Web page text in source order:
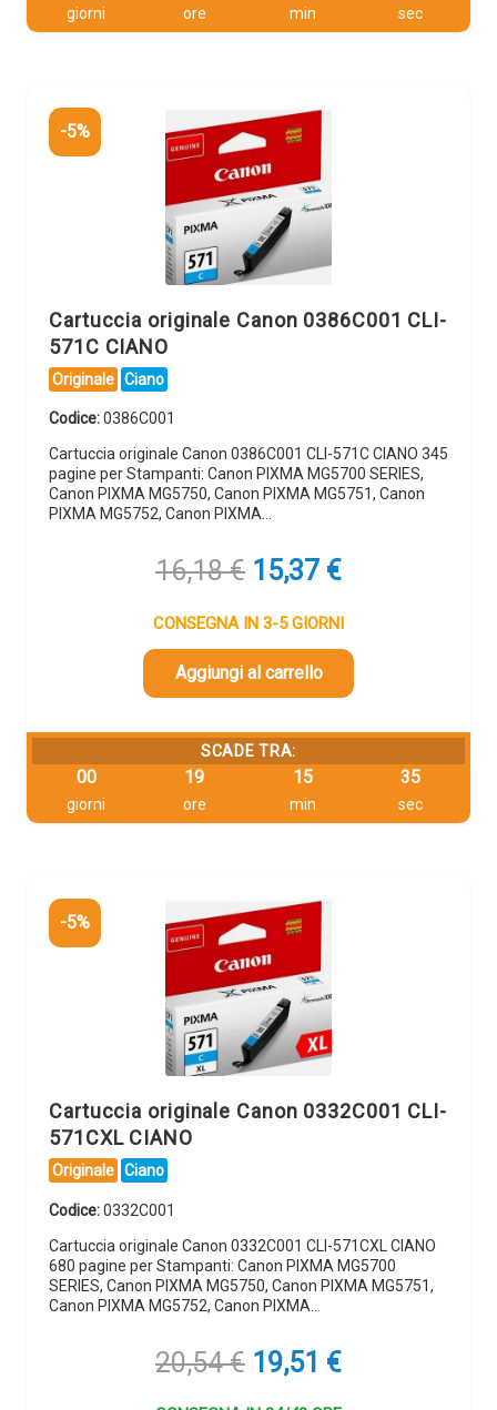
giorni ore min sec
-5%
Cartuccia originale Canon 0386C001 CLI-
571C CIANO
Originale Ciano
Codice:0386C001
Cartuccia originale Canon 0386C001 CLI-571C CIANO 345
pagine per Stampanti: Canon PIXMA MG5700 SERIES,
Canon PIXMA MG5750, Canon PIXMA MG5751, Canon
PIXMA MG5752, Canon PIXMA…
16,18€ Il
originale
era:
16,18 €.
15,37 €Il
attuale
è:
CONSEGNA IN 3-5 GIORNI
Aggiungi al carrello
SCADE TRA:
00
giorni
19
ore
15
min
34
sec
-5%
Cartuccia originale Canon 0332C001 CLI-
571CXL CIANO
Originale Ciano
Codice:0332C001
Cartuccia originale Canon 0332C001 CLI-571CXL CIANO
680 pagine per Stampanti: Canon PIXMA MG5700
SERIES, Canon PIXMA MG5750, Canon PIXMA MG5751,
Canon PIXMA MG5752, Canon PIXMA…
20,54€ Il
19,51 €Il